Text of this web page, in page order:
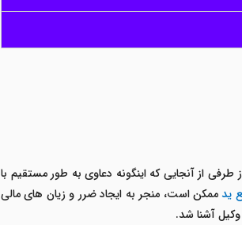
طرفی از آنجایی که اینگونه دعاوی به طور مستقیم با
یدممکن است، منجر به ایجاد ضرر و زیان های مالی
آشنا شد.